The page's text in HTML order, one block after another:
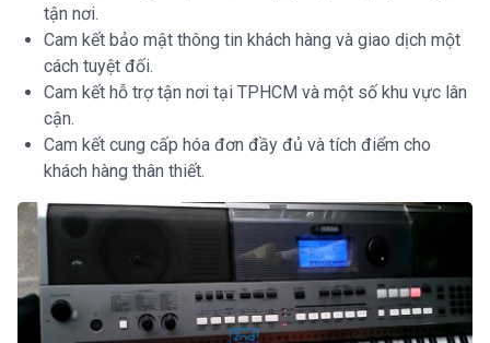
tận nơi.
Cam kết bảo mật thông tin khách hàng và giao dịch một
cách tuyệt đối.
Cam kết hỗ trợ tận nơi tại TPHCM và một số khu vực lân
cận.
Cam kết cung cấp hóa đơn đầy đủ và tích điểm cho
khách hàng thân thiết.